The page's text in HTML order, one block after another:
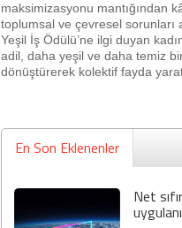
maksimizasyonu mantığından
toplumsal ve çevresel sorunları
Yeşil İş Ödülü’ne ilgi duyan
adil, daha yeşil ve daha temiz
dönüştürerek kolektif fayda
En Son Eklenenler
Net